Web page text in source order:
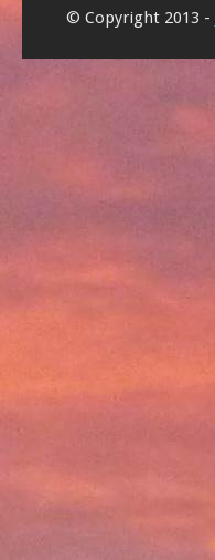
© Copyright 2013 -